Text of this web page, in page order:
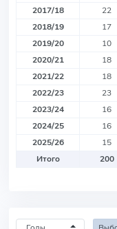
2017/18
22
2018/19
17
2019/20
10
2020/21
18
2021/22
18
2022/23
23
2023/24
16
2024/25
16
2025/26
15
Итого
200